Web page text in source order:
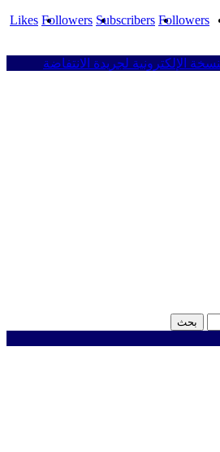
Likes Followers Subscribers Followers